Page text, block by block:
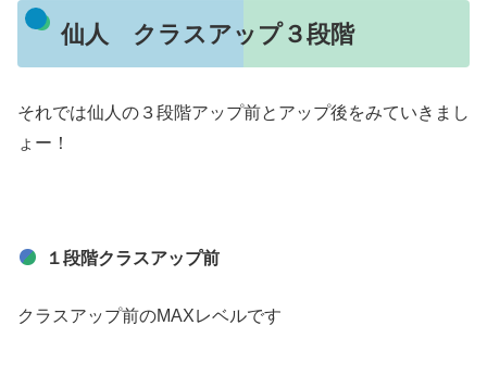
仙人 クラスアップ３段階
それでは仙人の３段階アップ前とアップ後をみていきまし
ょー！
１段階クラスアップ前
クラスアップ前のMAXレベルです